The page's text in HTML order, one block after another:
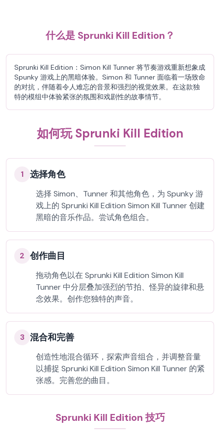
什么是 Sprunki Kill Edition？
Sprunki Kill Edition：Simon Kill Tunner 将节奏游戏重新想象成
Spunky 游戏上的黑暗体验。Simon 和 Tunner 面临着一场致命
的对抗，伴随着令人难忘的音景和强烈的视觉效果。在这款独
特的模组中体验紧张的氛围和戏剧性的故事情节。
如何玩 Sprunki Kill Edition
1 选择角色
选择 Simon、Tunner 和其他角色，为 Spunky 游
戏上的 Sprunki Kill Edition Simon Kill Tunner 创建
黑暗的音乐作品。尝试角色组合。
2 创作曲目
拖动角色以在 Sprunki Kill Edition Simon Kill
Tunner 中分层叠加强烈的节拍、怪异的旋律和悬
念效果。创作您独特的声音。
3 混合和完善
创造性地混合循环，探索声音组合，并调整音量
以捕捉 Sprunki Kill Edition Simon Kill Tunner 的紧
张感。完善您的曲目。
Sprunki Kill Edition 技巧